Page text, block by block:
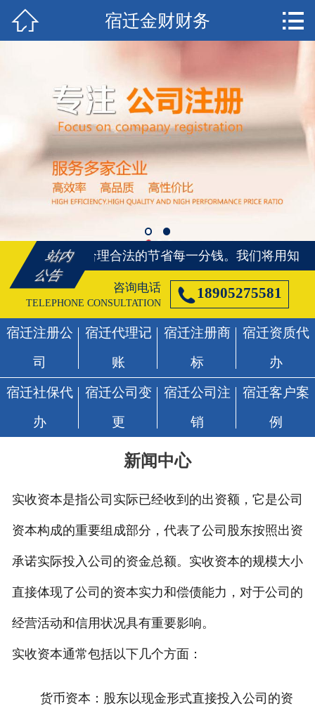
宿迁代理记账
宿迁注册商标
宿迁资质代办
宿迁公司注销
宿迁客户案例
 宿迁金财财务 
站内
公告
知识、帮您合理合法的节省每一分钱。 我们将用知识
咨询电话
TELEPHONE CONSULTATION  18905275581
宿迁注册公
司
宿迁代理记
账
宿迁注册商
标
宿迁资质代
办
宿迁社保代
办
宿迁公司变
更
宿迁公司注
销
宿迁客户案
例
新闻中心
实收资本是指公司实际已经收到的出资额，它是公司
资本构成的重要组成部分，代表了公司股东按照出资
承诺实际投入公司的资金总额。实收资本的规模大小
直接体现了公司的资本实力和偿债能力，对于公司的
经营活动和信用状况具有重要影响。
实收资本通常包括以下几个方面：
货币资本：股东以现金形式直接投入公司的资